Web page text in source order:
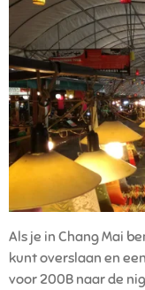
Als je in Chang Mai
kunt overslaan en
voor 200B naar de